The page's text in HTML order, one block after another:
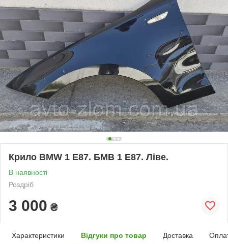
Крило BMW 1 E87. БМВ 1 Е87. Ліве.
В наявності
Роздріб
3 000 ₴
Характеристики Відгуки про товар Доставка